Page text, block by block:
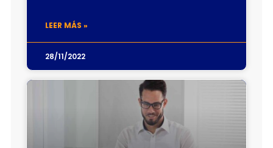
LEER MÁS »
28/11/2022